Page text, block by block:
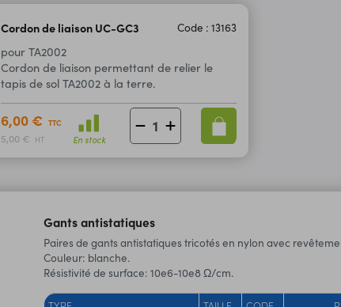
Cordon de liaison UC-GC3 Code : 13163
pour TA2002
Cordon de liaison permettant de relier le
tapis de sol TA2002 à la terre.
6,00 € TTC
5,00 € HT En stock
Gants antistatiques
Paires de gants antistatiques tricotés en nylon avec
Couleur: blanche.
Résistivité de surface: 10e6-10e8 Ω/cm.